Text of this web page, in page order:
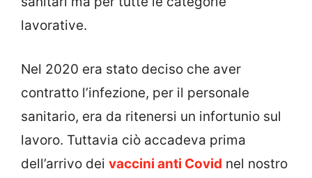
lavorative.
Nel 2020 era stato deciso che aver
contratto l’infezione, per il personale
sanitario, era da ritenersi un infortunio sul
lavoro. Tuttavia ciò accadeva prima
dell’arrivo dei vaccini anti Covid nel nostro